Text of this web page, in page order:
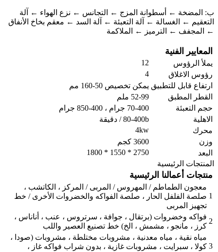
ب: المضخة ← أسطوانة المزج ← التجانس ← نزع الهواء ← آلة
التعقيم ← الغسالة ← آلة التعبئة ← آلة السد ← معقم بخاخ الأنفاق
← المجفف ← الترميز ← الملاكمة
المعايير الفنية
يملأ الرؤوس
12
رؤوس الاغلاق
4
ارتفاع قابل للتطبيق يمكن تخصيص 50-160 مم
القطر المطبق
52-99 ملم
حجم التعبئة
70-400 جرام ، 400-850 جرام
الاهلية
80-400b / دقيقة
محرك
4kw
وزن
3600 كجم
البعد
2750 * 1550 * 1800
المنتجات الرئيسية
منتجات أعمالنا الرئيسية
1
معجون الطماطم / المهروس / المربى / المركز ، الكاتشب ،
صلصة الفلفل الحار ، صلصة الفواكه والخضروات الأخرى / خط
تجهيز المربى
2
فواكه وخضروات (برتقال ، جوافة ، سرتروس ، عنب ، أناناس ،
كرز ، مانجو ، مشمش ، الخ) خط تصنيع العصير واللب
3
مياه نقية ، مياه معدنية ، مشروبات مختلطة ، مشروبات (صودا ،
كولا ، سبرايت ، مشروبات غازية ، بدون شراب فواكه غاز ،